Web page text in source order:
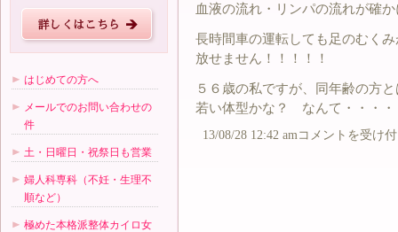
血液の流れ・リンパの流れが確
長時間車の運転しても足のむく
放せません！！！！！
５６歳の私ですが、同年齢の方
若い体型かな？ なんて・・・・
13/08/28 12:42 am今
コメントを受け
はじめての方へ
メールでのお問い合わせの
件
土・日曜日・祝祭日も営業
婦人科専科（不妊・生理不
順など）
極めた本格派整体カイロ女